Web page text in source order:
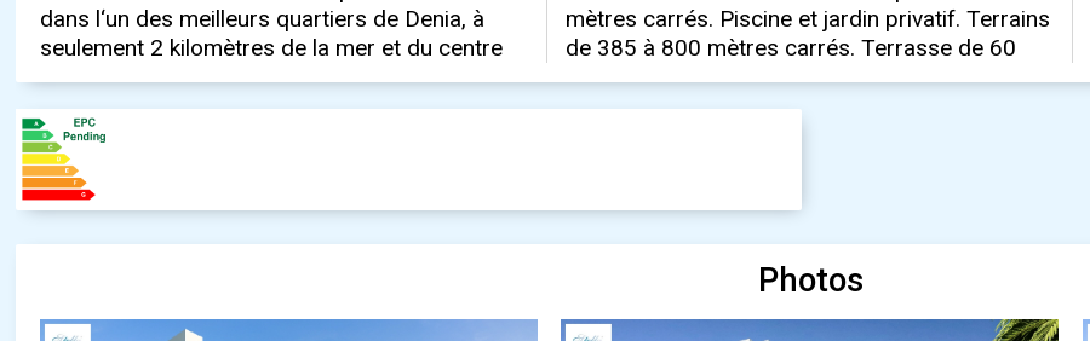
dans l‘un des meilleurs quartiers de Denia, à
seulement 2 kilomètres de la mer et du centre
mètres carrés. Piscine et jardin privatif. Terrains
de 385 à 800 mètres carrés. Terrasse de 60
Photos